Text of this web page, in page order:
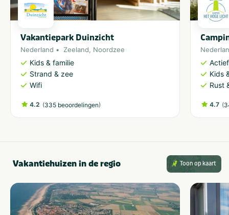
Vakantiepark Duinzicht
Nederland Zeeland, Noordzee
Kids & familie
Strand & zee
Wifi
4.2 (335 beoordelingen)
Kids
Rust
4.7 (
Vakantiehuizen in de regio Toon op kaart